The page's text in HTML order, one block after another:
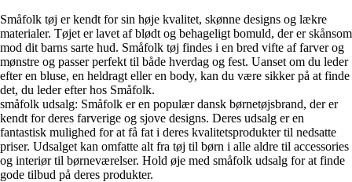
Småfolk tøj er kendt for sin høje kvalitet, skønne designs og lækre
materialer. Tøjet er lavet af blødt og behageligt bomuld, der er skånsom
mod dit barns sarte hud. Småfolk tøj findes i en bred vifte af farver og
mønstre og passer perfekt til både hverdag og fest. Uanset om du leder
efter en bluse, en heldragt eller en body, kan du være sikker på at finde
det, du leder efter hos Småfolk.
småfolk udsalg: Småfolk er en populær dansk børnetøjsbrand, der er
kendt for deres farverige og sjove designs. Deres udsalg er en
fantastisk mulighed for at få fat i deres kvalitetsprodukter til nedsatte
priser. Udsalget kan omfatte alt fra tøj til børn i alle aldre til accessories
og interiør til børneværelser. Hold øje med småfolk udsalg for at finde
gode tilbud på deres produkter.